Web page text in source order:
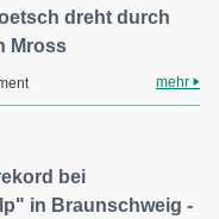
dreht durch
Mross
mehr
bei
in Braunschweig -